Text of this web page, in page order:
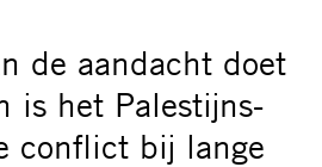
de aandacht doet
is het Palestijns-
conflict bij lange